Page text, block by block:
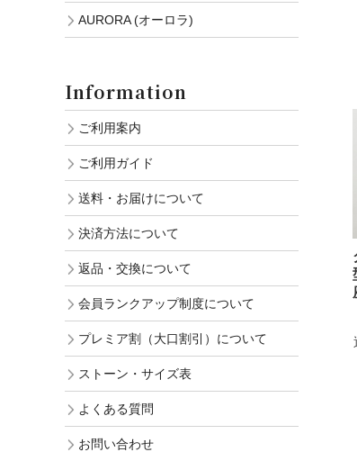
AURORA (オーロラ)
Information
ご利用案内
ご利用ガイド
送料・お届けについて
決済方法について
返品・交換について
会員ランクアップ制度について
プレミア割（大口割引）について
ストーン・サイズ表
よくある質問
お問い合わせ